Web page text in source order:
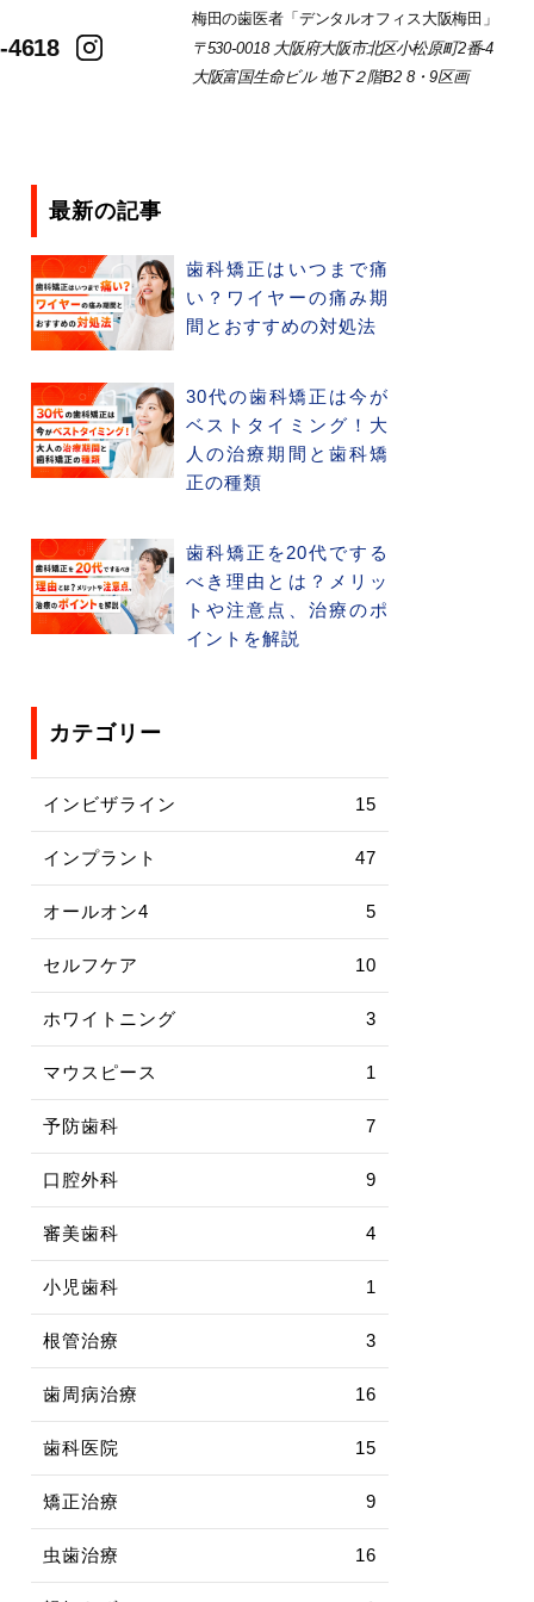
4618
梅田の歯医者「デンタルオフィス大阪梅田」
〒530-0018 大阪府大阪市北区小松原町2番-4
大阪富国生命ビル 地下２階B2 8・9区画
最新の記事
歯科矯正はいつまで痛
い？ワイヤーの痛み期
間とおすすめの対処法
30代の歯科矯正は今が
ベストタイミング！大
人の治療期間と歯科矯
正の種類
歯科矯正を20代でする
べき理由とは？メリッ
トや注意点、治療のポ
イントを解説
カテゴリー
インビザライン 15
インプラント 47
オールオン4 5
セルフケア 10
ホワイトニング 3
マウスピース 1
予防歯科 7
口腔外科 9
審美歯科 4
小児歯科 1
根管治療 3
歯周病治療 16
歯科医院 15
矯正治療 9
虫歯治療 16